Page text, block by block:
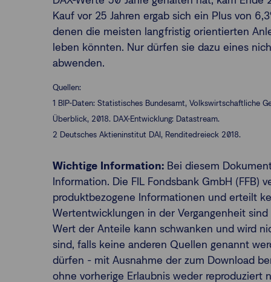
Kauf vor 25 Jahren ergab sich ein Plus von
denen die meisten langfristig orientierten
leben könnten. Nur dürfen sie dazu eines
abwenden.
Quellen:
1 BIP-Daten: Statistisches Bundesamt, Volkswirtschaftliche
Überblick, 2018. DAX-Entwicklung: Datastream.
2 Deutsches Aktieninstitut DAI, Renditedreieck 2018.
Wichtige Information: Bei diesem
Information. Die FIL Fondsbank GmbH (FFB)
produktbezogene Informationen und erteilt
Wertentwicklungen in der Vergangenheit
Wert der Anteile kann schwanken und wird
sind, falls keine anderen Quellen genannt
dürfen - mit Ausnahme der zum Download
ohne vorherige Erlaubnis weder reproduziert